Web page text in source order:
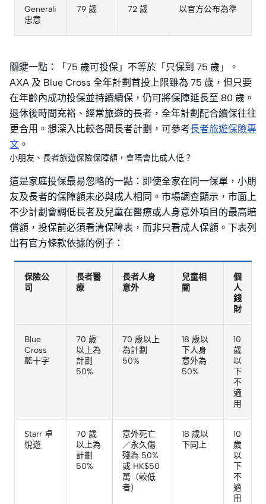
Generali
忠意
79 歲 72 歲 以官方公布為準
關鍵一點：「75 歲可投保」不等於「只保到 75 歲」。
AXA 及 Blue Cross 全年計劃首投上限雖為 75 歲，但只要
在年齡內成功投保並持續續保，仍可將保障延長至 80 歲。
退休後時間充裕、經常旅遊的長者，全年計劃配合續保往往
更合用。想深入比較各間長者計劃，可參考長者旅遊保險專
文 。
小朋友、長者旅遊保險保障額，會唔會比成人低？
這是家庭投保最易忽略的一點：即使全家在同一保單，小朋
友及長者的保障額未必與成人相同。市場調查顯示，市面上
不少計劃會調低長者及兒童在醫療或人身意外項目的最高賠
償額，投保前必須看清保障表，而非只看成人保額。下表列
出有官方條款依據的例子：
保險公
司
長者醫
療
長者人身
意外
兒童相
關
個
人
錢
財
Blue
Cross
藍十字
70 歲
以上為
計劃
50%
70 歲以上
為計劃
50%
18 歲以
下人身
意外為
50%
10
歲
以
下
不
適
用
Starr 卓
悅遊
70 歲
以上為
計劃
50%
意外死亡
／永久傷
殘為 50%
或 HK$50
萬（較低
者）
18 歲以
下同上
10
歲
以
下
不
適
用